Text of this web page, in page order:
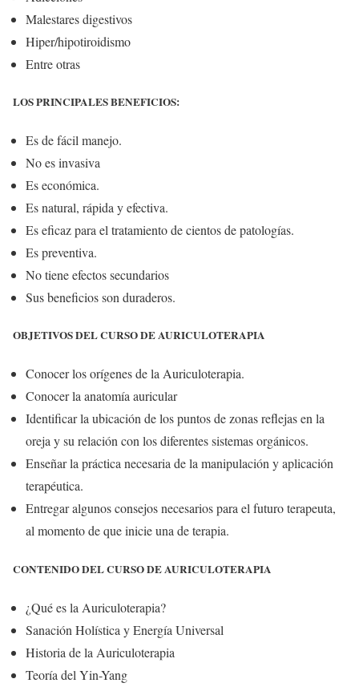
Malestares digestivos
Hiper/hipotiroidismo
Entre otras
LOS PRINCIPALES BENEFICIOS:
Es de fácil manejo.
No es invasiva
Es económica.
Es natural, rápida y efectiva.
Es eficaz para el tratamiento de cientos de patologías.
Es preventiva.
No tiene efectos secundarios
Sus beneficios son duraderos.
OBJETIVOS DEL CURSO DE AURICULOTERAPIA
Conocer los orígenes de la Auriculoterapia.
Conocer la anatomía auricular
Identificar la ubicación de los puntos de zonas reflejas en la
oreja y su relación con los diferentes sistemas orgánicos.
Enseñar la práctica necesaria de la manipulación y aplicación
terapéutica.
Entregar algunos consejos necesarios para el futuro terapeuta,
al momento de que inicie una de terapia.
CONTENIDO DEL CURSO DE AURICULOTERAPIA
¿Qué es la Auriculoterapia?
Sanación Holística y Energía Universal
Historia de la Auriculoterapia
Teoría del Yin-Yang